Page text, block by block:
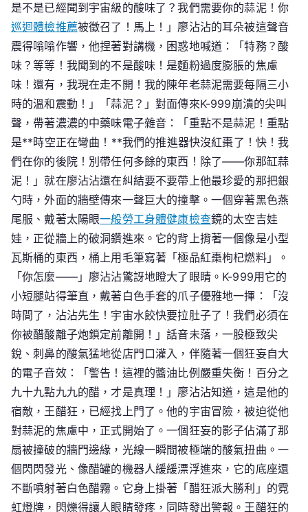
是不是已經聞到宇宙級的酸味了？我們需要你的蒜泥！你
巡迴體檢推薦被徵召了！馬上！」廖沾沾的耳朵被這聲音
震得嗡嗡作響，他捏著對講機，困惑地喊道：「特務？酸
味？等等！我聞到的不是酸味！是麵粉過度膨脹的焦慮
味！還有，我現在走不開！我的陳年老蒜泥需要每隔三小
時的溫和震動！」「蒜泥？」對面傳來K-999崩潰的尖叫
聲，帶著濃濃的中藥味電子雜音：「重點不是蒜泥！重點
是**時空正在彎曲！**我們的推進器快沒紅棗了！快！我
們在你的後院！別帶任何多餘的東西！除了——你那缸蒜
泥！」就在廖沾沾還在糾結要不要帶上他最珍愛的那把銀
勺時，外面的牆壁傳來一聲巨大的撞擊。一個穿著黑色燕
尾服、戴著太陽眼一般勞工身體健康檢查鏡的太空吉娃
娃，正從牆上的破洞鑽進來。它的背上揹著一個像是小型
瓦斯桶的東西，桶上用毛筆寫著「極品紅棗枸杞燃料」。
「你怎麼——」廖沾沾驚訝地瞪大了眼睛。K-999用它的
小短腿站得筆直，戴著白色手套的爪子優雅地一揮：「沒
時間了，沾沾先生！宇宙水餃快要拉肚子了！我們必須在
你被醋酸離子炮鎖定前離開！」話音未落，一股極致尖
銳、刺鼻的酸氣猛地從店門口灌入，伴隨著一個狂妄自大
的電子音效：「警告！這裡的醬油比例嚴重失衡！百分之
九十九點九九的醋，才是真理！」廖沾沾知道，這是他的
宿敵，王醋狂，已經找上門了。他的宇宙冒險，被迫從他
對蒜泥的焦慮中，正式開始了。一個狂妄的影子佔滿了那
扇被撞破的牆門邊緣，光線一瞬間被極端的酸氣扭曲。一
個閃閃發光、像醋罐的機器人緩緩漂浮進來，它的底座還
不斷噴射著白色醋霧。它身上掛著「醋狂派大勝利」的霓
虹燈牌，閃爍得讓人眼睛發疼，同時發出警報。王醋狂的